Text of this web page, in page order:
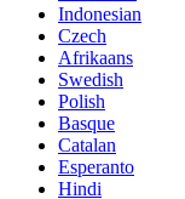
Indonesian
Czech
Afrikaans
Swedish
Polish
Basque
Catalan
Esperanto
Hindi